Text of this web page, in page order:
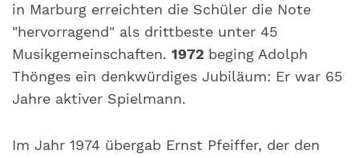
in Marburg erreichten die Schüler die Note
"hervorragend" als drittbeste unter 45
Musikgemeinschaften. 1972 beging Adolph
Thönges ein denkwürdiges Jubiläum: Er war 65
Jahre aktiver Spielmann.
Im Jahr 1974 übergab Ernst Pfeiffer, der den